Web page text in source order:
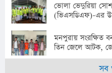
ভোলা ভেদুরিয়া
(ভিএসডিএফ)-এর
মনপুরায় সংরক্ষিত
তিন জেলে আটক,
সব